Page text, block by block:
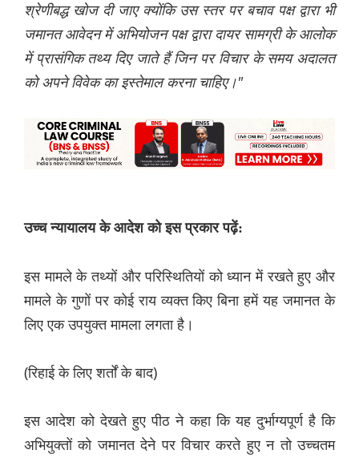
श्रेणीबद्ध खोज दी जाए क्योंकि उस स्तर पर बचाव पक्ष द्वारा भी
जमानत आवेदन में अभियोजन पक्ष द्वारा दायर सामग्री के आलोक
में प्रासंगिक तथ्य दिए जाते हैं जिन पर विचार के समय अदालत
को अपने विवेक का इस्तेमाल करना चाहिए।"
उच्च न्यायालय के आदेश को इस प्रकार पढ़ें:
इस मामले के तथ्यों और परिस्थितियों को ध्यान में रखते हुए और
मामले के गुणों पर कोई राय व्यक्त किए बिना हमें यह जमानत के
लिए एक उपयुक्त मामला लगता है।
(रिहाई के लिए शर्तों के बाद)
इस आदेश को देखते हुए पीठ ने कहा कि यह दुर्भाग्यपूर्ण है कि
अभियुक्तों को जमानत देने पर विचार करते हुए न तो उच्चतम